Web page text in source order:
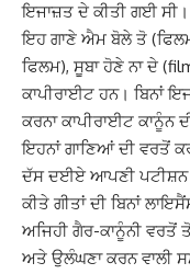
ਇਜਾਜ਼ਤ ਦੇ ਕੀਤੀ ਗਈ ਸੀ।
ਇਹ ਗਾਣੇ ਐਮ ਬੋਲੇ ​​ਤੋ
ਫਿਲਮ), ਸੂਬਾ ਹੋਣੇ ਨਾ ਦੇ
ਕਾਪੀਰਾਈਟ ਹਨ। ਬਿਨਾਂ
ਕਰਨਾ ਕਾਪੀਰਾਈਟ ਕਾਨੂੰਨ
ਇਹਨਾਂ ਗਾਣਿਆਂ ਦੀ ਵਰਤੋਂ
ਦੱਸ ਦਈਏ ਆਪਣੀ ਪਟੀਸ਼ਨ
ਕੀਤੇ ਗੀਤਾਂ ਦੀ ਬਿਨਾਂ
ਅਜਿਹੀ ਗੈਰ-ਕਾਨੂੰਨੀ ਵਰਤੋਂ
ਅਤੇ ਉਲੰਘਣਾ ਕਰਨ ਵਾਲੀ